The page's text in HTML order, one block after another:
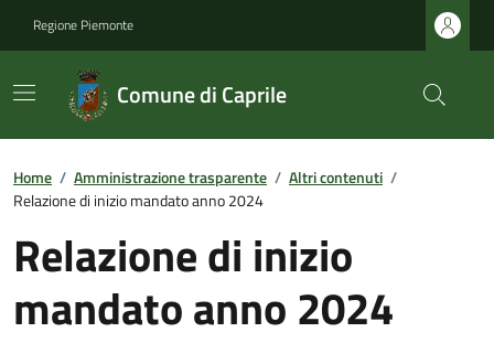
Regione Piemonte
Comune di Caprile
Home / Amministrazione trasparente / Altri contenuti /
Relazione di inizio mandato anno 2024
Relazione di inizio
mandato anno 2024